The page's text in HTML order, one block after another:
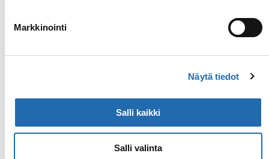
Markkinointi
Näytä tiedot
Salli kaikki
Salli valinta